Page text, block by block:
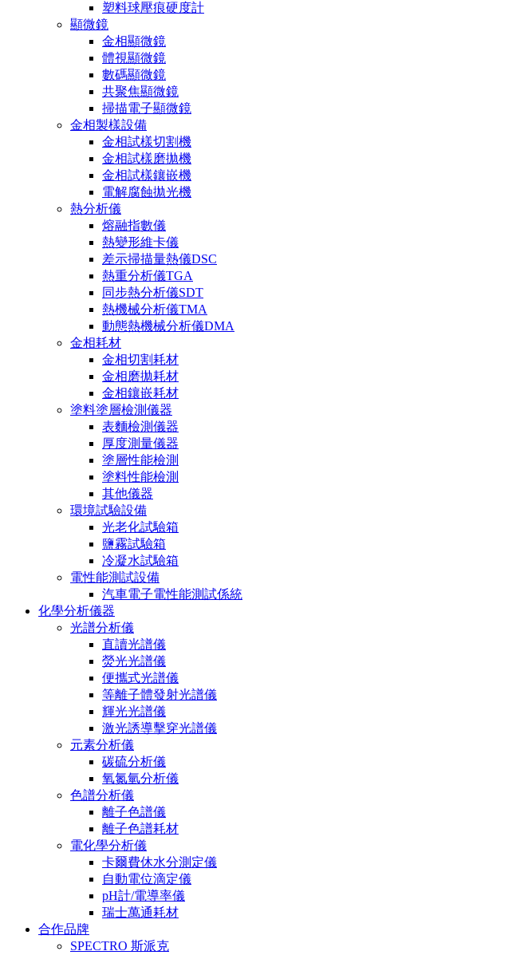
塑料球壓痕硬度計
顯微鏡
金相顯微鏡
體視顯微鏡
數碼顯微鏡
共聚焦顯微鏡
掃描電子顯微鏡
金相製樣設備
金相試樣切割機
金相試樣磨拋機
金相試樣鑲嵌機
電解腐蝕拋光機
熱分析儀
熔融指數儀
熱變形維卡儀
差示掃描量熱儀DSC
熱重分析儀TGA
同步熱分析儀SDT
熱機械分析儀TMA
動態熱機械分析儀DMA
金相耗材
金相切割耗材
金相磨拋耗材
金相鑲嵌耗材
塗料塗層檢測儀器
表麵檢測儀器
厚度測量儀器
塗層性能檢測
塗料性能檢測
其他儀器
環境試驗設備
光老化試驗箱
鹽霧試驗箱
冷凝水試驗箱
電性能測試設備
汽車電子電性能測試係統
化學分析儀器
光譜分析儀
直讀光譜儀
熒光光譜儀
便攜式光譜儀
等離子體發射光譜儀
輝光光譜儀
激光誘導擊穿光譜儀
元素分析儀
碳硫分析儀
氧氮氫分析儀
色譜分析儀
離子色譜儀
離子色譜耗材
電化學分析儀
卡爾費休水分測定儀
自動電位滴定儀
pH計/電導率儀
瑞士萬通耗材
合作品牌
SPECTRO 斯派克